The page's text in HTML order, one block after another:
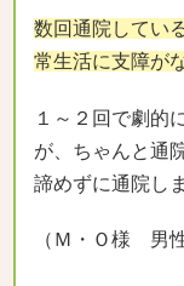
数回通院してい
常生活に支障が
１～２回で劇的
が、ちゃんと通
諦めずに通院し
（Ｍ・Ｏ様 男